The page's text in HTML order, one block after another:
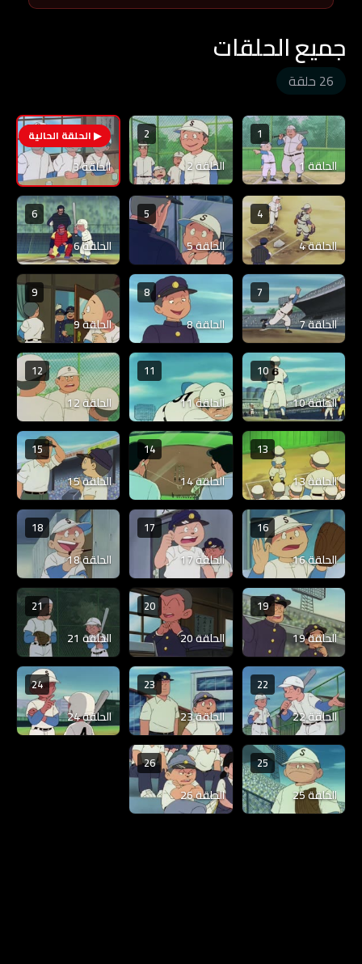
جميع الحلقات
26 حلقة
1
الحلقة 1
2
الحلقة 2
3
الحلقة 3
4
الحلقة 4
5
الحلقة 5
6
الحلقة 6
7
الحلقة 7
8
الحلقة 8
9
الحلقة 9
10
الحلقة 10
11
الحلقة 11
12
الحلقة 12
13
الحلقة 13
14
الحلقة 14
15
الحلقة 15
16
الحلقة 16
17
الحلقة 17
18
الحلقة 18
19
الحلقة 19
20
الحلقة 20
21
الحلقة 21
22
الحلقة 22
23
الحلقة 23
24
الحلقة 24
25
الحلقة 25
26
الحلقة 26